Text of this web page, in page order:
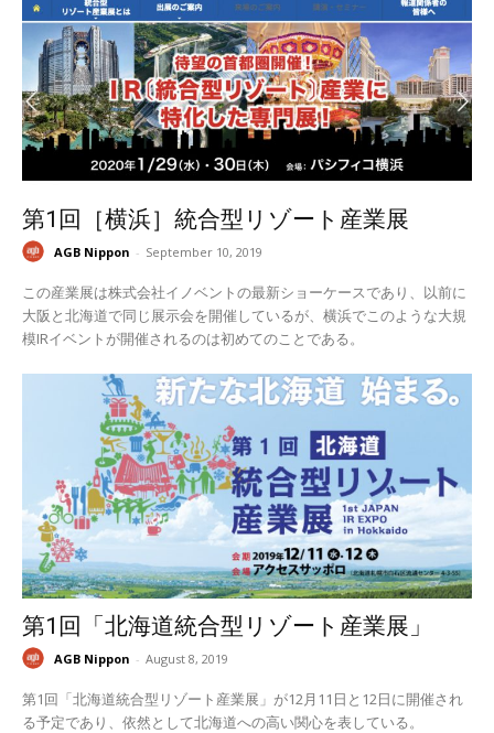
第1回［横浜］統合型リゾート産業展
AGB Nippon - September 10, 2019
この産業展は株式会社イノベントの最新ショーケースであり、以前に
大阪と北海道で同じ展示会を開催しているが、横浜でこのような大規
模IRイベントが開催されるのは初めてのことである。
第1回「北海道統合型リゾート産業展」
AGB Nippon - August 8, 2019
第1回「北海道統合型リゾート産業展」が12月11日と12日に開催され
る予定であり、依然として北海道への高い関心を表している。